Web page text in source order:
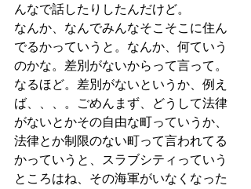
んなで話したりしたんだけど。
なんか、なんでみんなそこそこに住ん
でるかっていうと。なんか、何ていう
のかな。差別がないからって言って。
なるほど。差別がないというか、例え
ば、、、。ごめんまず、どうして法律
がないとかその自由な町っていうか、
法律とか制限のない町って言われてる
かっていうと、スラブシティっていう
ところはね、その海軍がいなくなった